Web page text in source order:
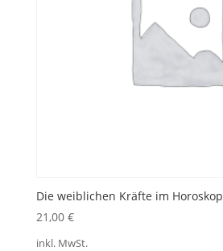
Die weiblichen Kräfte im Horoskop
21,00 €
inkl. MwSt.